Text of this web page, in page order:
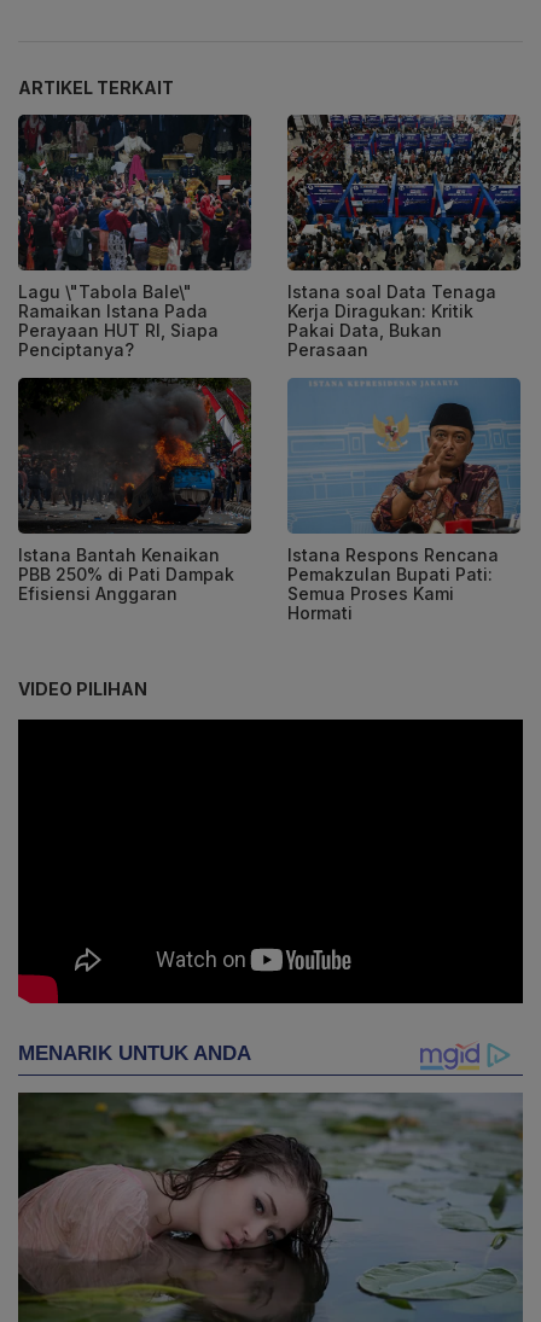
ARTIKEL TERKAIT
Lagu \"Tabola Bale\"
Ramaikan Istana Pada
Perayaan HUT RI, Siapa
Penciptanya?
Istana soal Data Tenaga
Kerja Diragukan: Kritik
Pakai Data, Bukan
Perasaan
Istana Bantah Kenaikan
PBB 250% di Pati Dampak
Efisiensi Anggaran
Istana Respons Rencana
Pemakzulan Bupati Pati:
Semua Proses Kami
Hormati
VIDEO PILIHAN